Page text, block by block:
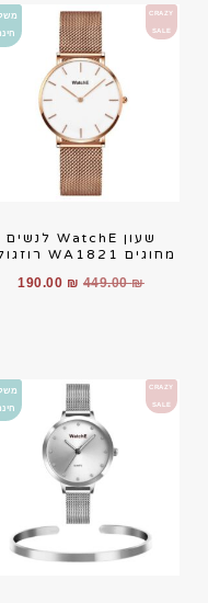
CRAZY
SALE
משלוח
חינם !
שעון WatchE לנשים
מחוגים WA1821 רוזגולד
449.00
190.00 ₪
CRAZY
SALE
משלוח
חינם !